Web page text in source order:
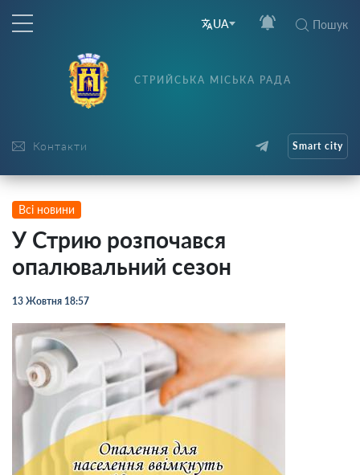
UA Пошук
Контакти
СТРИЙСЬКА МІСЬКА РАДА
Smart city
Всі новини
У Стрию розпочався
опалювальний сезон
13 Жовтня 18:57